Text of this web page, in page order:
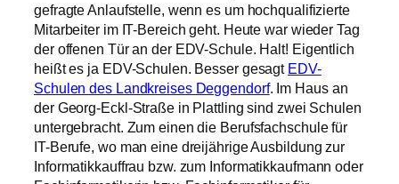
gefragte Anlaufstelle, wenn es um hochqualifizierte
Mitarbeiter im IT-Bereich geht. Heute war wieder Tag
der offenen Tür an der EDV-Schule. Halt! Eigentlich
heißt es ja EDV-Schulen. Besser gesagt EDV-
Schulen des Landkreises Deggendorf. Im Haus an
der Georg-Eckl-Straße in Plattling sind zwei Schulen
untergebracht. Zum einen die Berufsfachschule für
IT-Berufe, wo man eine dreijährige Ausbildung zur
Informatikkauffrau bzw. zum Informatikkaufmann oder